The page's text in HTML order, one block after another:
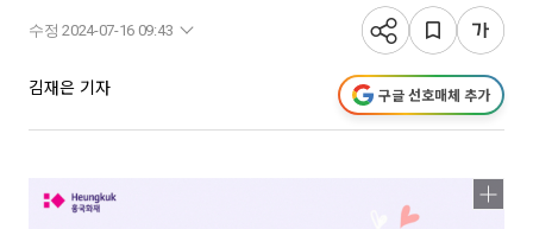
수정 2024-07-16 09:43
김재은 기자 구글 선호매체 추가